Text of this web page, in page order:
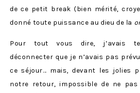
de ce petit break (bien mérité,
donné toute puissance au dieu de la
Pour tout vous dire, j’avais
déconnecter que je n’avais pas
ce séjour… mais, devant les jolies
notre retour, impossible de ne